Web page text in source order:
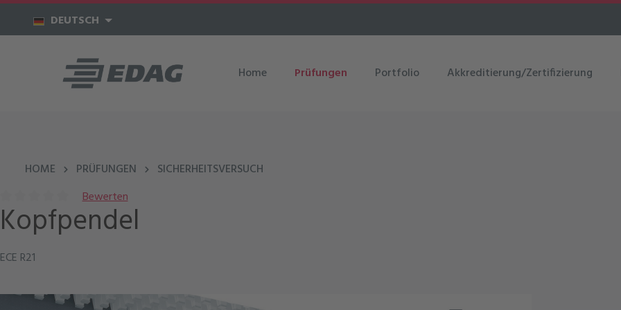
Hauptinhalt springen
Zur Hauptnavigation springen
DEUTSCH
Home Prüfungen Portfolio Akkreditierung/Zertifizierung
HOME PRÜFUNGEN SICHERHEITSVERSUCH
Durchschnittliche Bewertung von 0 von 5 Sternen
Bewerten
Kopfpendel
ECE R21